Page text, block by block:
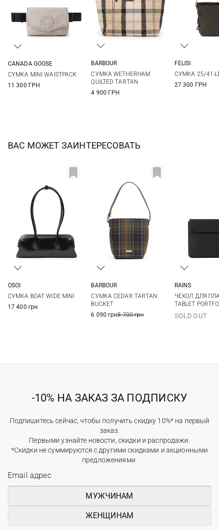
CANADA GOOSE
СУМКА MINI WAISTPACK
11 300 ГРН
BARBOUR
СУМКА WETHERHAM
QUILTED TARTAN
4 900 ГРН
FELISI
СУМКА 25/41-
27 300 ГРН
ВАС МОЖЕТ ЗАИНТЕРЕСОВАТЬ
OSOI
СУМКА BOAT WIDE MINI
17 400 грн
BARBOUR
СУМКА CEDAR TARTAN
BUCKET
6 090 грн8 700 грн
RAINS
ЧЕХОЛ ДЛЯ
TABLET
SOLD OUT
-10% НА ЗАКАЗ ЗА ПОДПИСКУ
Подпишитесь сейчас, чтобы получить скидку 10%* на первый
заказ.
Первыми узнайте новости, скидки и распродажи.
*Скидки не суммируются с другими скидками и акционными
предложениями.
МУЖЧИНАМ
ЖЕНЩИНАМ